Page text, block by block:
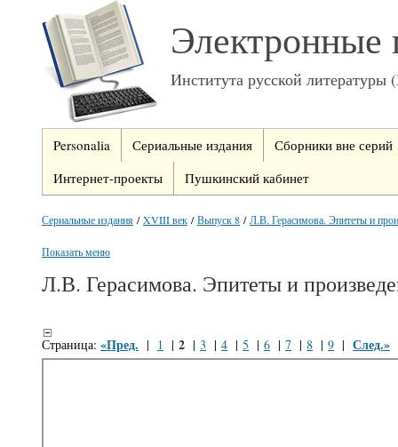
Электронные
Института русской
Personalia Сериальные издания
Сборники вне серий
Интернет-проекты
Пушкинский кабинет
Сериальные издания /XVIII век /Выпуск 8 /Л.В. Герасимова. Эпитеты и
Показать меню
Л.В. Герасимова. Эпитеты и
Страница: «Пред. | 1 | 2 | 3 | 4 | 5 | 6 | 7 | 8 | 9 | След.»